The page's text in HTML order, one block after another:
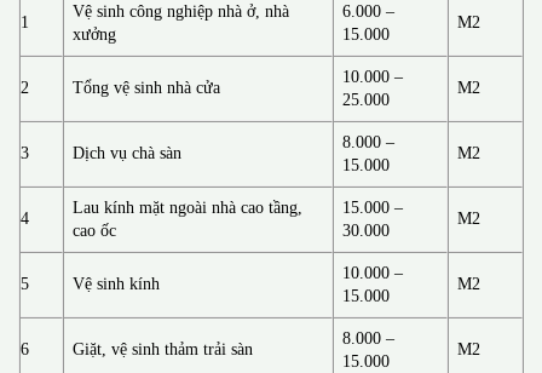
1
Vệ sinh công nghiệp nhà ở, nhà
xưởng
6.000 –
15.000
M2
2 Tổng vệ sinh nhà cửa
10.000 –
25.000
M2
3 Dịch vụ chà sàn
8.000 –
15.000
M2
4
Lau kính mặt ngoài nhà cao tầng,
cao ốc
15.000 –
30.000
M2
5 Vệ sinh kính
10.000 –
15.000
M2
6 Giặt, vệ sinh thảm trải sàn
8.000 –
15.000
M2